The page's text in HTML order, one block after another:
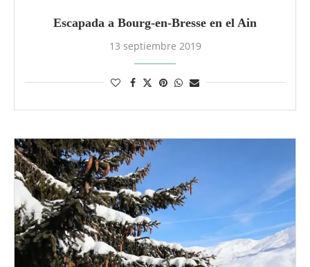
Escapada a Bourg-en-Bresse en el Ain
13 septiembre 2019